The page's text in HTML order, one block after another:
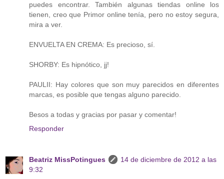
puedes encontrar. También algunas tiendas online los
tienen, creo que Primor online tenía, pero no estoy segura,
mira a ver.
ENVUELTA EN CREMA: Es precioso, sí.
SHORBY: Es hipnótico, jj!
PAULII: Hay colores que son muy parecidos en diferentes
marcas, es posible que tengas alguno parecido.
Besos a todas y gracias por pasar y comentar!
Responder
Beatriz MissPotingues
14 de diciembre de 2012 a las
9:32